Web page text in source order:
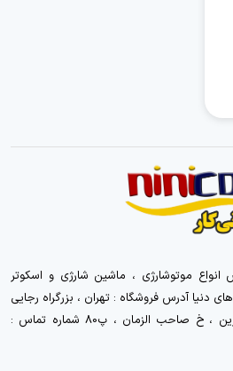
موتوشارژی ، ماشین شارژی و اسکوتر
دنیا آدرس فروشگاه : تهران ، بزرگراه رجایی
جنوب ، سه راه ترانسفو ، بازارآرین ، خ صاحب الزمان ، پ80 شماره تماس :